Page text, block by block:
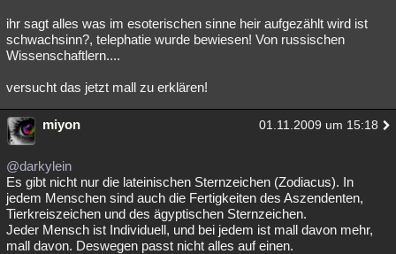
ihr sagt alles was im esoterischen sinne heir aufgezählt wird ist
schwachsinn?, telephatie wurde bewiesen! Von russischen
Wissenschaftlern....
versucht das jetzt mall zu erklären!
miyon 01.11.2009 um 15:18
@darkylein
Es gibt nicht nur die lateinischen Sternzeichen (Zodiacus). In
jedem Menschen sind auch die Fertigkeiten des Aszendenten,
Tierkreiszeichen und des ägyptischen Sternzeichen.
Jeder Mensch ist Individuell, und bei jedem ist mall davon mehr,
mall davon. Deswegen passt nicht alles auf einen.